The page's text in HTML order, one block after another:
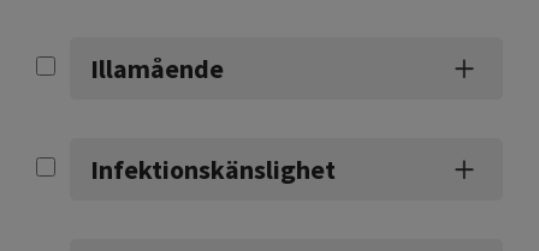
Illamående
Infektionskänslighet